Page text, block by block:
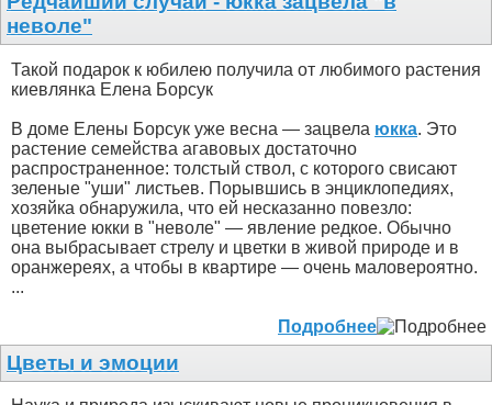
неволе"
Такой подарок к юбилею получила от любимого растения
киевлянка Елена Борсук
В доме Елены Борсук уже весна — зацвела юкка. Это
растение семейства агавовых достаточно
распространенное: толстый ствол, с которого свисают
зеленые "уши" листьев. Порывшись в энциклопедиях,
хозяйка обнаружила, что ей несказанно повезло:
цветение юкки в "неволе" — явление редкое. Обычно
она выбрасывает стрелу и цветки в живой природе и в
оранжереях, а чтобы в квартире — очень маловероятно.
...
Подробнее
Цветы и эмоции